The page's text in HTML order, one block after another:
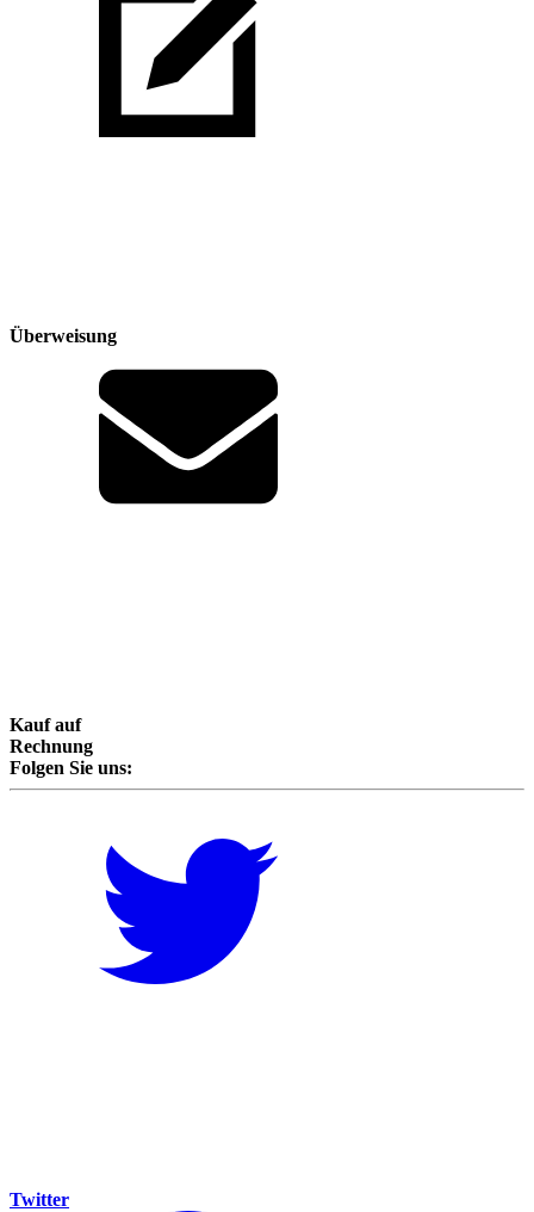
Überweisung
Kauf auf
Rechnung
Folgen Sie uns:
Twitter